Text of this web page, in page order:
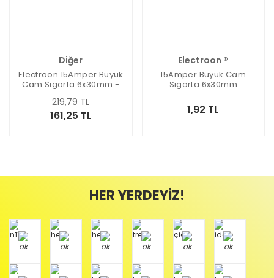
Diğer
Electroon 15Amper Büyük
Cam Sigorta 6x30mm -
161,25 TL
219,79 TL
Electroon ®
15Amper Büyük Cam
Sigorta 6x30mm
1,92 TL
HER YERDEYİZ!